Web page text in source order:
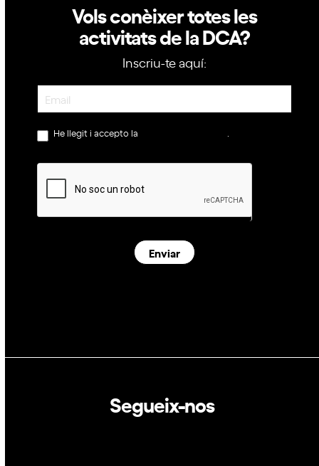
Vols conèixer totes les
activitats de la DCA?
Inscriu-te aquí:
Newsletter
He llegit i accepto la
Enviar
Segueix-nos